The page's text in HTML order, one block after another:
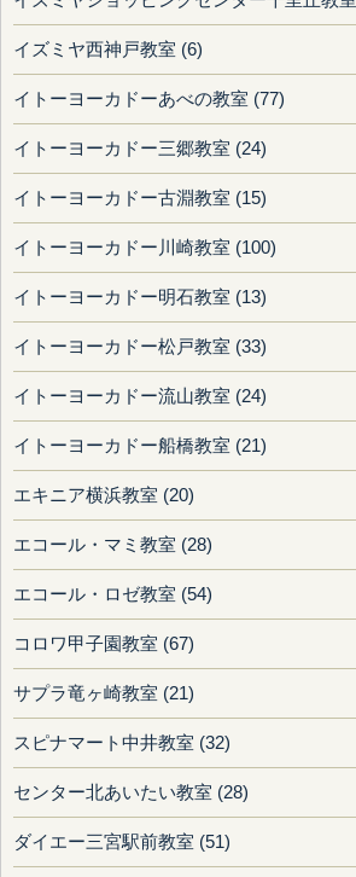
イズミヤ西神戸教室 (6)
イトーヨーカドーあべの教室 (77)
イトーヨーカドー三郷教室 (24)
イトーヨーカドー古淵教室 (15)
イトーヨーカドー川崎教室 (100)
イトーヨーカドー明石教室 (13)
イトーヨーカドー松戸教室 (33)
イトーヨーカドー流山教室 (24)
イトーヨーカドー船橋教室 (21)
エキニア横浜教室 (20)
エコール・マミ教室 (28)
エコール・ロゼ教室 (54)
コロワ甲子園教室 (67)
サプラ竜ヶ崎教室 (21)
スピナマート中井教室 (32)
センター北あいたい教室 (28)
ダイエー三宮駅前教室 (51)